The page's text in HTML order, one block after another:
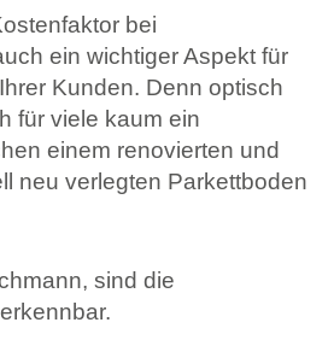
bei
ein wichtiger Aspekt für
Kunden. Denn optisch
für viele kaum ein
einem renovierten und
neu verlegten Parkettboden
sind die